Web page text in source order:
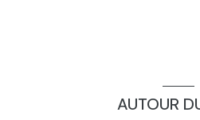
AUTOUR